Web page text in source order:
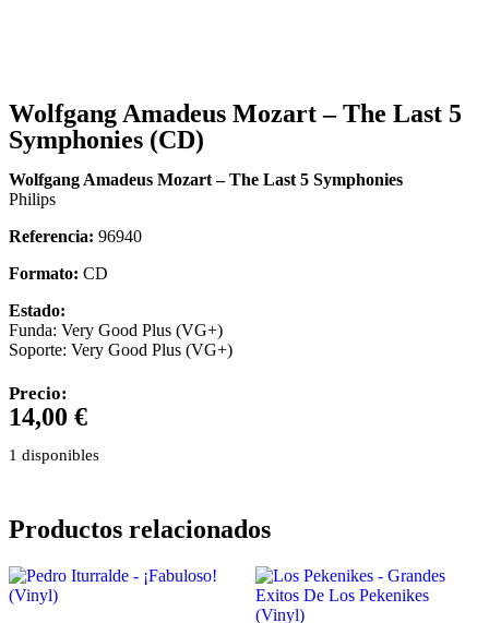
Wolfgang Amadeus Mozart – The Last 5
Symphonies (CD)
Wolfgang Amadeus Mozart – The Last 5 Symphonies
Philips
Referencia: 96940
Formato: CD
Estado:
Funda: Very Good Plus (VG+)
Soporte: Very Good Plus (VG+)
Precio:
14,00 €
1 disponibles
Productos relacionados